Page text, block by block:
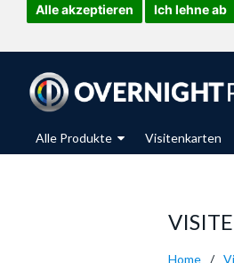
Alle akzeptieren Ich lehne ab
Alle Produkte Visitenkarten
Home